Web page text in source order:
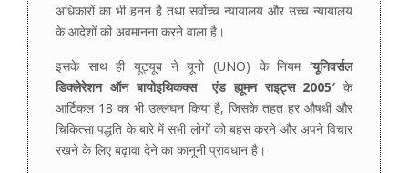
अधिकारों का भी हनन है तथा सर्वोच्च न्यायालय और उच्च न्यायालय
के आदेशों की अवमानना करने वाला है।
इसके साथ ही यूट्यूब ने यूनो (UNO) के नियम ‘यूनिवर्सल
डिक्लेरेशन ऑन बायोइथिकक्स एंड ह्यूमन राइट्स 2005′ के
आर्टिकल 18 का भी उल्लंघन किया है, जिसके तहत हर औषधी और
चिकित्सा पद्धति के बारे में सभी लोगों को बहस करने और अपने विचार
रखने के लिए बढ़ावा देने का कानूनी प्रावधान है।